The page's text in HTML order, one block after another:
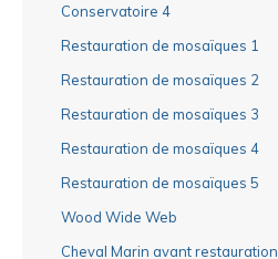
Conservatoire 4
Restauration de mosaïques 1
Restauration de mosaïques 2
Restauration de mosaïques 3
Restauration de mosaïques 4
Restauration de mosaïques 5
Wood Wide Web
Cheval Marin avant restauration